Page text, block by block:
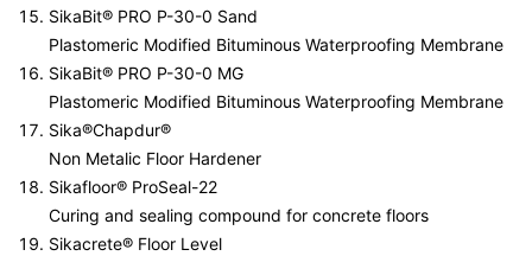
SikaBit® PRO P-30-0 Sand
Plastomeric Modified Bituminous Waterproofing Membrane
SikaBit® PRO P-30-0 MG
Plastomeric Modified Bituminous Waterproofing Membrane
Sika®Chapdur®
Non Metalic Floor Hardener
Sikafloor® ProSeal-22
Curing and sealing compound for concrete floors
Sikacrete® Floor Level